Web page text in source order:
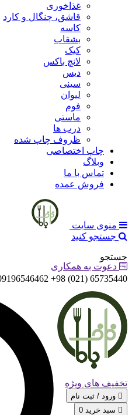
غذاخوری
قاشق، چنگال و کارد
کاسه
بشقاب
کیک
لانچ باکس
دیس
سینی
لیوان
فوم
ماستی
درب ها
ظروف چاپ شده
چاپ اختصاصی
وبلاگ
تماس با ما
فروش عمده
منوی سایت
جستجو کنید
جستجو
دعوت به همکاری
65735440 (021) 98+ 09196546462
تخفیف های ویژه
سبد خرید 0